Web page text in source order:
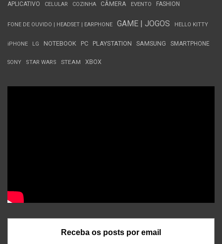
APLICATIVO CELULAR COZINHA CÂMERA EVENTO FASHION
FONE DE OUVIDO | HEADSET | EARPHONE GAME | JOGOS HELLO KITTY
iPHONE LG NOTEBOOK PC PLAYSTATION SAMSUNG SMARTPHONE
SONY STAR WARS STEAM XBOX
Receba os posts por email